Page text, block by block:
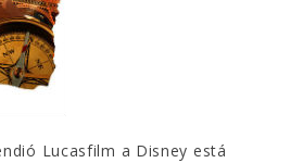
Lucasfilm a Disney está